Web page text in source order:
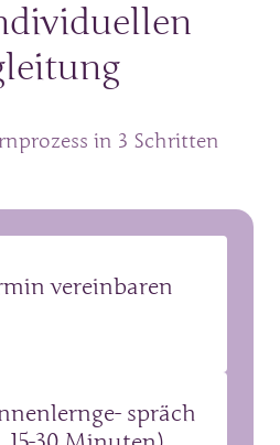
in 3 Schritten
vereinbaren
spräch